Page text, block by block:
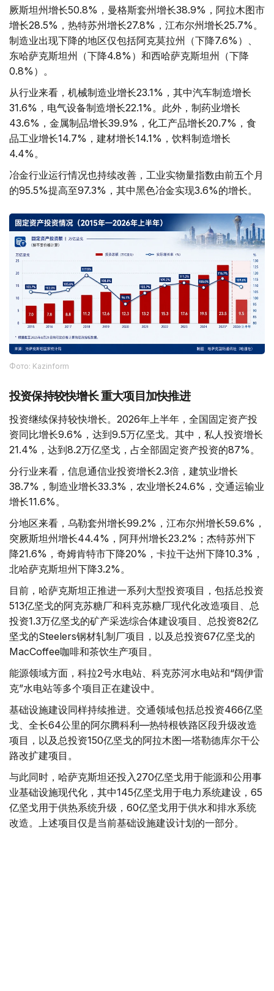
厥斯坦州增长50.8%，曼格斯套州增长38.9%，阿拉木图市
增长28.5%，热特苏州增长27.8%，江布尔州增长25.7%。
制造业出现下降的地区仅包括阿克莫拉州（下降7.6%）、
东哈萨克斯坦州（下降4.8%）和西哈萨克斯坦州（下降
0.8%）。
从行业来看，机械制造业增长23.1%，其中汽车制造增长
31.6%，电气设备制造增长22.1%。此外，制药业增长
43.6%，金属制品增长39.9%，化工产品增长20.7%，食
品工业增长14.7%，建材增长14.1%，饮料制造增长
4.4%。
冶金行业运行情况也持续改善，工业实物量指数由前五个月
的95.5%提高至97.3%，其中黑色冶金实现3.6%的增长。
Фото: Kazinform
投资保持较快增长 重大项目加快推进
投资继续保持较快增长。2026年上半年，全国固定资产投
资同比增长9.6%，达到9.5万亿坚戈。其中，私人投资增长
21.4%，达到8.2万亿坚戈，占全部固定资产投资的87%。
分行业来看，信息通信业投资增长2.3倍，建筑业增长
38.7%，制造业增长33.3%，农业增长24.6%，交通运输业
增长11.6%。
分地区来看，乌勒套州增长99.2%，江布尔州增长59.6%，
突厥斯坦州增长44.4%，阿拜州增长23.2%；杰特苏州下
降21.6%，奇姆肯特市下降20%，卡拉干达州下降10.3%，
北哈萨克斯坦州下降3.2%。
目前，哈萨克斯坦正推进一系列大型投资项目，包括总投资
513亿坚戈的阿克苏糖厂和科克苏糖厂现代化改造项目、总
投资1.3万亿坚戈的矿产采选综合体建设项目、总投资82亿
坚戈的Steelers钢材轧制厂项目，以及总投资67亿坚戈的
MacCoffee咖啡和茶饮生产项目。
能源领域方面，科拉2号水电站、科克苏河水电站和“阔伊雷
克”水电站等多个项目正在建设中。
基础设施建设同样持续推进。交通领域包括总投资466亿坚
戈、全长64公里的阿尔腾科利—热特根铁路区段升级改造
项目，以及总投资150亿坚戈的阿拉木图—塔勒德库尔干公
路改扩建项目。
与此同时，哈萨克斯坦还投入270亿坚戈用于能源和公用事
业基础设施现代化，其中145亿坚戈用于电力系统建设，65
亿坚戈用于供热系统升级，60亿坚戈用于供水和排水系统
改造。上述项目仅是当前基础设施建设计划的一部分。